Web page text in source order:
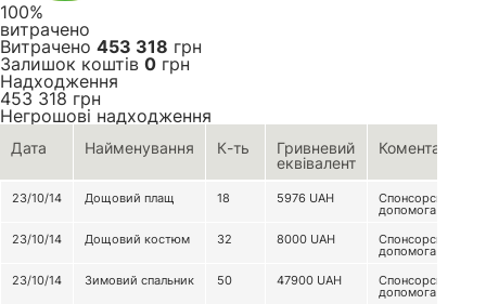
100%
витрачено
Витрачено 453 318 грн
Залишок коштів 0 грн
Надходження
453 318 грн
Негрошові надходження
Дата Найменування К-ть
Гривневий
еквівалент
Коментар
23/10/14 Дощовий плащ 18 5976 UAH Спонсорська
допомога
23/10/14
Дощовий костюм 32 8000 UAH Спонсорська
допомога
23/10/14
Зимовий спальник 50 47900 UAH Спонсорська
допомога